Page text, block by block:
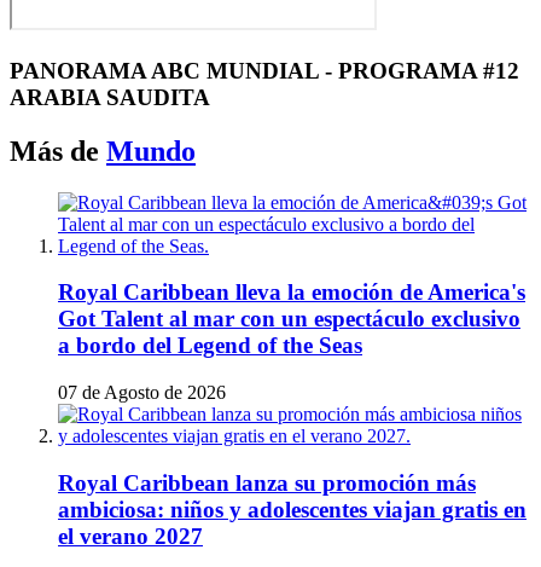
PANORAMA ABC MUNDIAL - PROGRAMA #12
ARABIA SAUDITA
Más de Mundo
Royal Caribbean lleva la emoción de America's
Got Talent al mar con un espectáculo exclusivo
a bordo del Legend of the Seas
07 de Agosto de 2026
Royal Caribbean lanza su promoción más
ambiciosa: niños y adolescentes viajan gratis en
el verano 2027